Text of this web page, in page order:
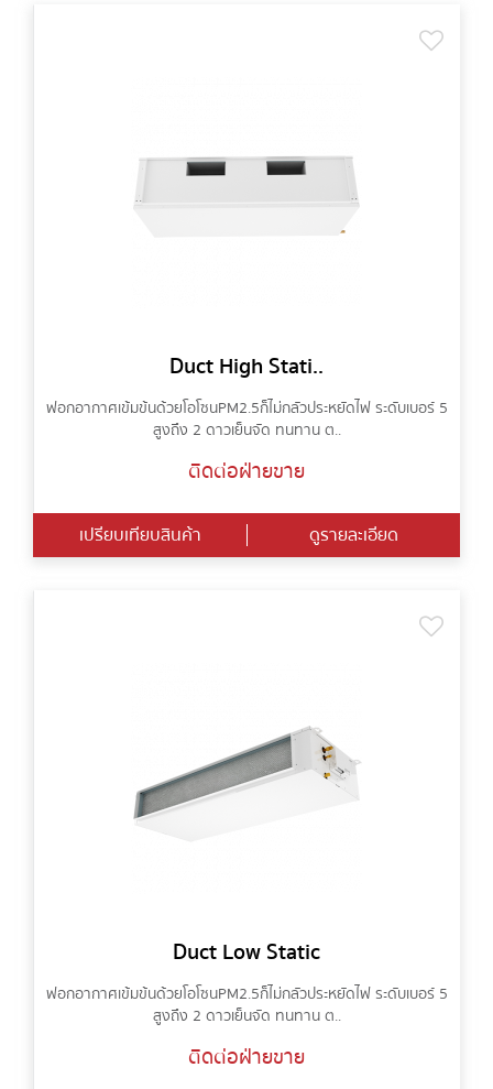
Duct High Stati..
ฟอกอากาศเข้มข้นด้วยโอโซน PM2.5 ก็ไม่กลัวประหยัดไฟ ระดับเบอร์ 5
สูงถึง 2 ดาวเย็นจัด ทนทาน ต..
ติดต่อฝ่ายขาย
เปรียบเทียบสินค้า ดูรายละเอียด
Duct Low Static
ฟอกอากาศเข้มข้นด้วยโอโซน PM2.5 ก็ไม่กลัวประหยัดไฟ ระดับเบอร์ 5
สูงถึง 2 ดาวเย็นจัด ทนทาน ต..
ติดต่อฝ่ายขาย